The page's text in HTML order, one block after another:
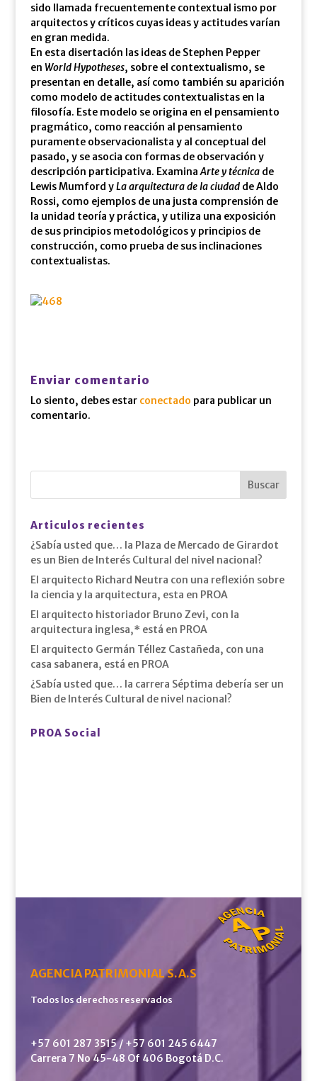
sido llamada frecuentemente contextual ismo por
arquitectos y críticos cuyas ideas y actitudes varían
en gran medida.
En esta disertación las ideas de Stephen Pepper
en World Hypotheses, sobre el contextualismo, se
presentan en detalle, así como también su aparición
como modelo de actitudes contextualistas en la
filosofía. Este modelo se origina en el pensamiento
pragmático, como reacción al pensamiento
puramente observacionalista y al conceptual del
pasado, y se asocia con formas de observación y
descripción participativa. ExaminaArte y técnicade
Lewis Mumford yLa arquitectura de la ciudadde Aldo
Rossi, como ejemplos de una justa comprensión de
la unidad teoría y práctica, y utiliza una exposición
de sus principios metodológicos y principios de
construcción, como prueba de sus inclinaciones
contextualistas.
Enviar comentario
Lo siento, debes estar conectado para publicar un
comentario.
Articulos recientes
¿Sabía usted que… la Plaza de Mercado de Girardot
es un Bien de Interés Cultural del nivel nacional?
El arquitecto Richard Neutra con una reflexión sobre
la ciencia y la arquitectura, esta en PROA
El arquitecto historiador Bruno Zevi, con la
arquitectura inglesa,* está en PROA
El arquitecto Germán Téllez Castañeda, con una
casa sabanera, está en PROA
¿Sabía usted que… la carrera Séptima debería ser un
Bien de Interés Cultural de nivel nacional?
PROA Social
AGENCIA PATRIMONIAL S.A.S
Todos los derechos reservados
+57 601 287 3515 / +57 601 245 6447
Carrera 7 No 45-48 Of 406 Bogotá D.C.